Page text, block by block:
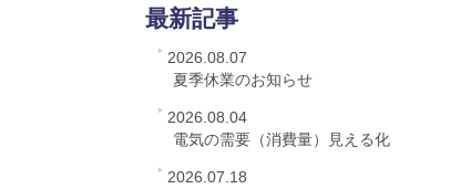
最新記事
2026.08.07
夏季休業のお知らせ
2026.08.04
電気の需要（消費量）見える化
2026.07.18